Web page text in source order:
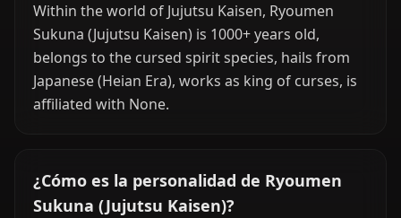
Within the world of Jujutsu Kaisen, Ryoumen
Sukuna (Jujutsu Kaisen) is 1000+ years old,
belongs to the cursed spirit species, hails from
Japanese (Heian Era), works as king of curses, is
affiliated with None.
¿Cómo es la personalidad de Ryoumen
Sukuna (Jujutsu Kaisen)?